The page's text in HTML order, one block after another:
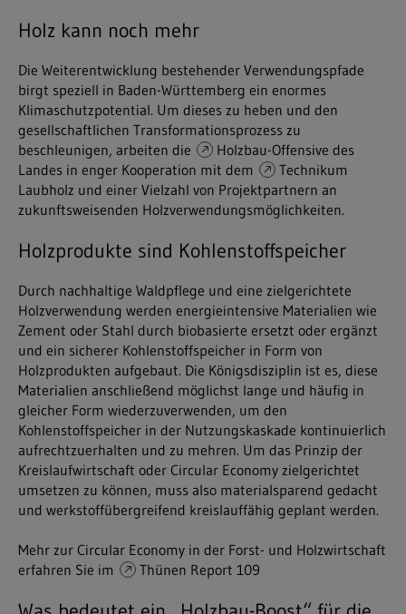
Holz kann noch mehr
Die Weiterentwicklung bestehender Verwendungspfade
birgt speziell in Baden-Württemberg ein enormes
Klimaschutzpotential. Um dieses zu heben und den
gesellschaftlichen Transformationsprozess zu
beschleunigen, arbeiten die
Holzbau-Offensive des
Landes in enger Kooperation mit dem
Technikum
Laubholz und einer Vielzahl von Projektpartnern an
zukunftsweisenden Holzverwendungsmöglichkeiten.
Holzprodukte sind Kohlenstoffspeicher
Durch nachhaltige Waldpflege und eine zielgerichtete
Holzverwendung werden energieintensive Materialien wie
Zement oder Stahl durch biobasierte ersetzt oder ergänzt
und ein sicherer Kohlenstoffspeicher in Form von
Holzprodukten aufgebaut. Die Königsdisziplin ist es, diese
Materialien anschließend möglichst lange und häufig in
gleicher Form wiederzuverwenden, um den
Kohlenstoffspeicher in der Nutzungskaskade kontinuierlich
aufrechtzuerhalten und zu mehren. Um das Prinzip der
Kreislaufwirtschaft oder Circular Economy zielgerichtet
umsetzen zu können, muss also materialsparend gedacht
und werkstoffübergreifend kreislauffähig geplant werden.
Mehr zur Circular Economy in der Forst- und Holzwirtschaft
erfahren Sie im
Thünen Report 109